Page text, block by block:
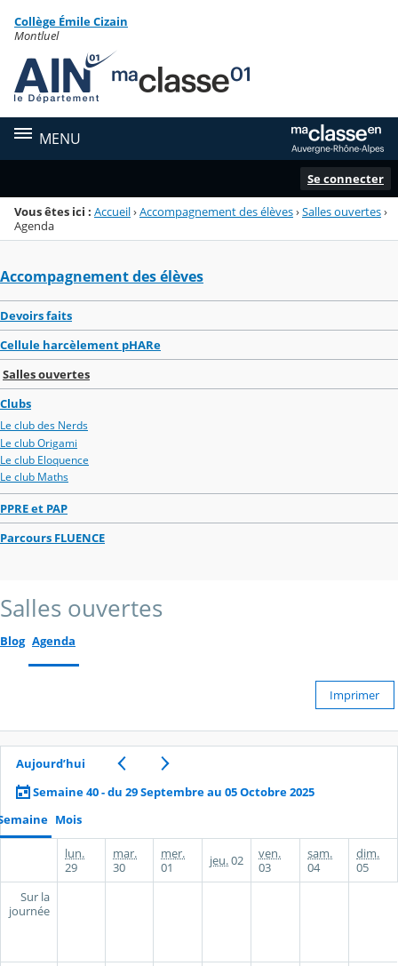
Menu de la rubrique
Contenu
Collège Émile Cizain
Montluel
MENU
Se connecter
Vous êtes ici : Accueil›Accompagnement des élèves›Salles ouvertes›
Agenda
Accompagnement des élèves
Devoirs faits
Cellule harcèlement pHARe
Salles ouvertes
Clubs
Le club des Nerds
Le club Origami
Le club Eloquence
Le club Maths
PPRE et PAP
Parcours FLUENCE
Salles ouvertes
Blog Agenda
Imprimer
Aujourd’hui
Semaine 40 - du 29 Septembre au 05 Octobre 2025
Mois
lun.
29
mar.
30
mer.
01
jeu.02
ven.
03
sam.
04
dim.
05
Sur la
journée